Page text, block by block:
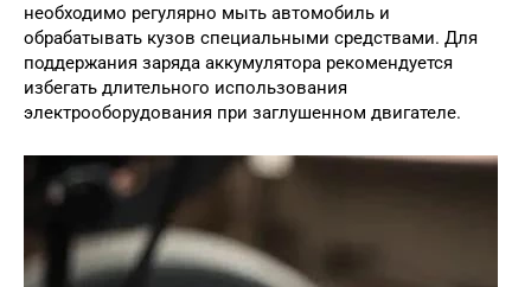
необходимо регулярно мыть автомобиль и
обрабатывать кузов специальными средствами. Для
поддержания заряда аккумулятора рекомендуется
избегать длительного использования
электрооборудования при заглушенном двигателе.